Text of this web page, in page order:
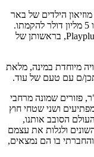
הילדים של באר
שבע על שם: ג'ק, ג'וזף, ומורטון מנדל, אשר תרמו 5 מליון דולר להקמתו.
את המוזיאון ותכניו יזמה, אצרה ופיתחה חברת Playplus, בראשותן של
מיוחדת במינה, מלאת
ם עם טעם של עוד.
3 קומות גדולות בשטח כולל של 4,000 מ"ר, פזורים שמונה מרחבי
שונים ומפתיעים ושני שטחי חוץ
הסובב אותנו,
ולגלות את עצמם
בו הם נמצאים,